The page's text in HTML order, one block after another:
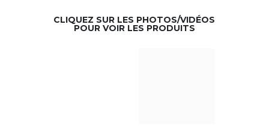
CLIQUEZ SUR LES PHOTOS/VIDÉOS
POUR VOIR LES PRODUITS